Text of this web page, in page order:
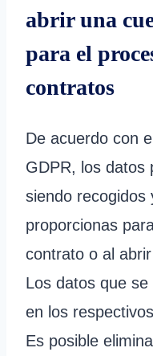
abrir una
para el
contratos
De acuerdo con
GDPR, los datos
siendo recogidos
proporcionas
contrato o al
Los datos que
en los
Es posible